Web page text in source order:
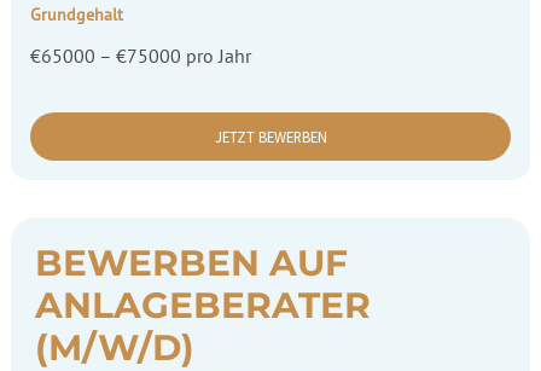
Grundgehalt
€65000 – €75000 pro Jahr
JETZT BEWERBEN
BEWERBEN AUF
ANLAGEBERATER
(M/W/D)